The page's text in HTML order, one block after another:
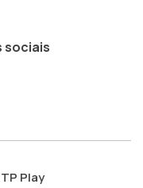
sociais
ao
Play